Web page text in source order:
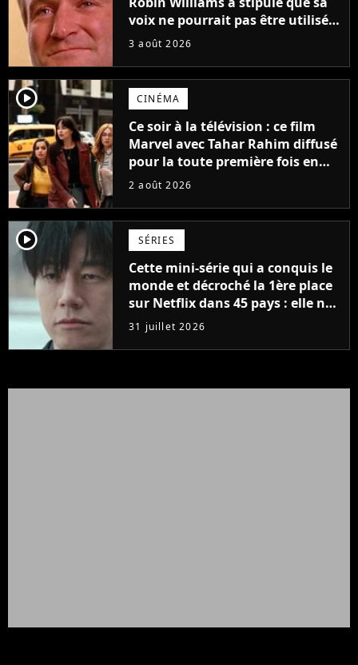
voix ne pourrait pas être utilisée
avant 2039, pourtant Disney
inédits
3 août 2026
player2 CINÉMA
Ce soir à la télévision : ce film
Marvel avec Tahar Rahim diffusé
pour la toute première fois en
France
2 août 2026
player2 SÉRIES
Cette mini-série qui a conquis le
monde et décroché la 1ère place
sur Netflix dans 45 pays : elle ne
compte que 10 épisodes et c'est
un phénomène mondial
31 juillet 2026